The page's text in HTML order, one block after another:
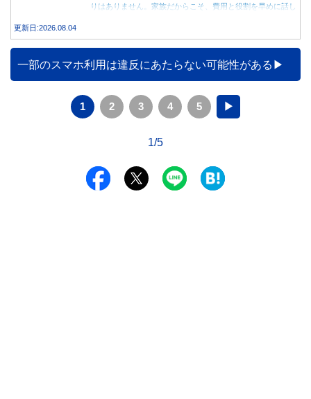
りはありません。家族だからこそ、費用と役割を早めに話し
更新日:2026.08.04
一部のスマホ利用は違反にあたらない可能性がある
1 2 3 4 5 ▶
1/5